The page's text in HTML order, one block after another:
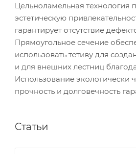
Цельноламельная технология
эстетическую
гарантирует отсутствие
Прямоугольное сечение
использовать тетиву для
и для внешних лестниц
Использование экологически
прочность и долговечность
Статьи